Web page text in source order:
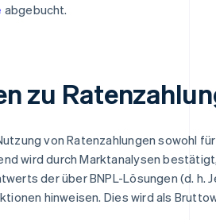
abgebucht.
zu
von Ratenzahlungen sowohl
wird durch Marktanalysen
der über BNPL-Lösungen (d. h.
hinweisen. Dies wird als